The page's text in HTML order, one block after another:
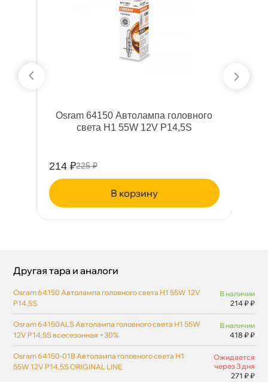
Osram 64150 Автолампа головного
света Н1 55W 12V P14,5S
214 ₽225 ₽
корзину
Другая тара и аналоги
Osram 64150 Автолампа головного света Н1 55W 12V
P14,5S
наличии
214 ₽ ₽
Osram 64150ALS Автолампа головного света Н1 55W
12V P14,5S всесезонная +30%
наличии
418 ₽ ₽
Osram 64150-01B Автолампа головного света Н1
55W 12V P14,5S ORIGINAL LINE
Ожидается
через 3 дня
271 ₽ ₽